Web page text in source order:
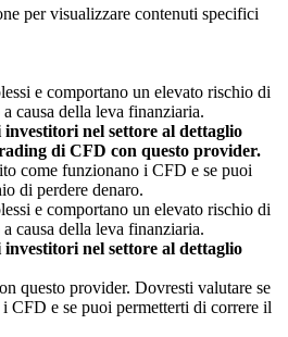
per visualizzare contenuti specifici
e comportano un elevato rischio di
causa della leva finanziaria.
nel settore al dettaglio
di CFD con questo provider.
come funzionano i CFD e se puoi
di perdere denaro.
e comportano un elevato rischio di
causa della leva finanziaria.
nel settore al dettaglio
questo provider. Dovresti valutare se
CFD e se puoi permetterti di correre il